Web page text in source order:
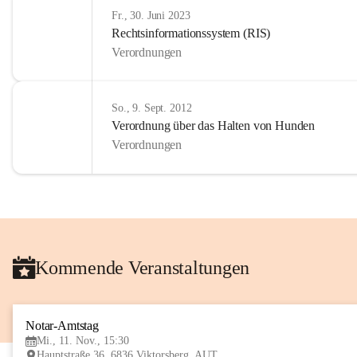
Fr., 30. Juni 2023
Rechtsinformationssystem (RIS)
Verordnungen
So., 9. Sept. 2012
Verordnung über das Halten von Hunden
Verordnungen
Kommende Veranstaltungen
Notar-Amtstag
Mi., 11. Nov., 15:30